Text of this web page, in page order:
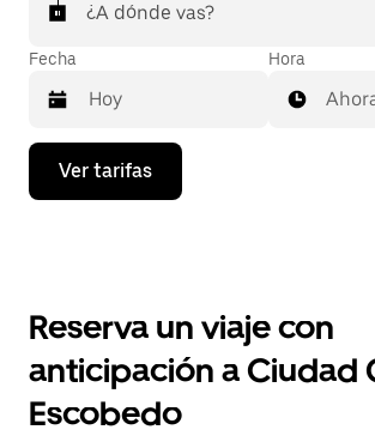
¿A dónde vas?
Fecha
Presiona
flecha
el
y
selecciona
una
Hora
Ver tarifas
Reserva un viaje con
anticipación a Ciudad
Escobedo